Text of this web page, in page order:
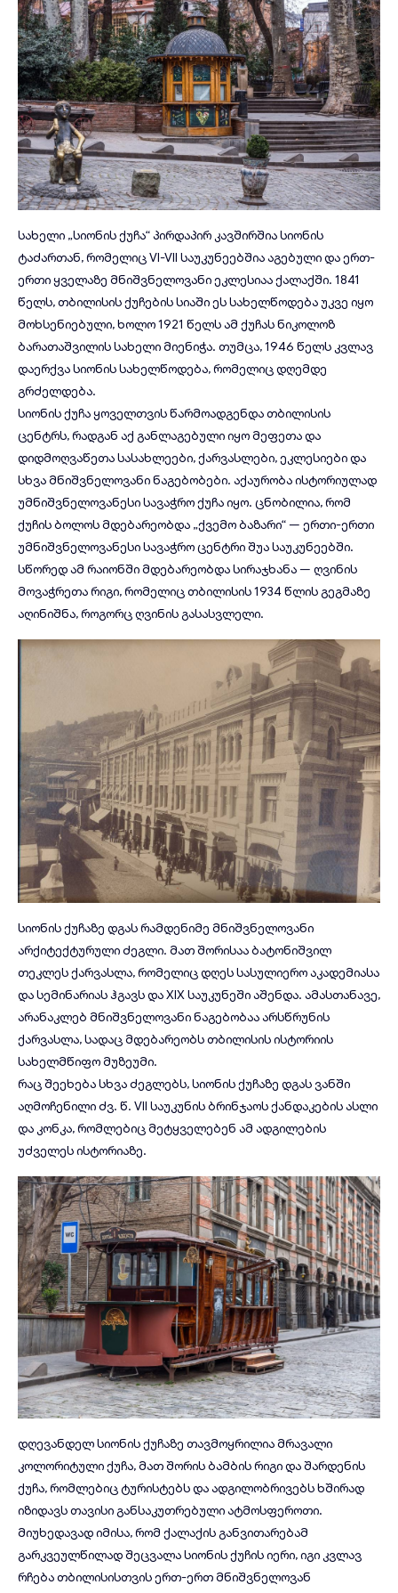
სახელი „სიონის ქუჩა“ პირდაპირ კავშირშია სიონის
ტაძართან, რომელიც VI-VII საუკუნეებშია აგებული და ერთ-
ერთი ყველაზე მნიშვნელოვანი ეკლესიაა ქალაქში. 1841
წელს, თბილისის ქუჩების სიაში ეს სახელწოდება უკვე იყო
მოხსენიებული, ხოლო 1921 წელს ამ ქუჩას ნიკოლოზ
ბარათაშვილის სახელი მიენიჭა. თუმცა, 1946 წელს კვლავ
დაერქვა სიონის სახელწოდება, რომელიც დღემდე
გრძელდება.
სიონის ქუჩა ყოველთვის წარმოადგენდა თბილისის
ცენტრს, რადგან აქ განლაგებული იყო მეფეთა და
დიდმოღვაწეთა სასახლეები, ქარვასლები, ეკლესიები და
სხვა მნიშვნელოვანი ნაგებობები. აქაურობა ისტორიულად
უმნიშვნელოვანესი სავაჭრო ქუჩა იყო. ცნობილია, რომ
ქუჩის ბოლოს მდებარეობდა „ქვემო ბაზარი“ — ერთი-ერთი
უმნიშვნელოვანესი სავაჭრო ცენტრი შუა საუკუნეებში.
სწორედ ამ რაიონში მდებარეობდა სირაჯხანა — ღვინის
მოვაჭრეთა რიგი, რომელიც თბილისის 1934 წლის გეგმაზე
აღინიშნა, როგორც ღვინის გასასვლელი.
სიონის ქუჩაზე დგას რამდენიმე მნიშვნელოვანი
არქიტექტურული ძეგლი. მათ შორისაა ბატონიშვილ
თეკლეს ქარვასლა, რომელიც დღეს სასულიერო აკადემიასა
და სემინარიას ჰგავს და XIX საუკუნეში აშენდა. ამასთანავე,
არანაკლებ მნიშვნელოვანი ნაგებობაა არსწრუნის
ქარვასლა, სადაც მდებარეობს თბილისის ისტორიის
სახელმწიფო მუზეუმი.
რაც შეეხება სხვა ძეგლებს, სიონის ქუჩაზე დგას ვანში
აღმოჩენილი ძვ. წ. VII საუკუნის ბრინჯაოს ქანდაკების ასლი
და კონკა, რომლებიც მეტყველებენ ამ ადგილების
უძველეს ისტორიაზე.
დღევანდელ სიონის ქუჩაზე თავმოყრილია მრავალი
კოლორიტული ქუჩა, მათ შორის ბამბის რიგი და შარდენის
ქუჩა, რომლებიც ტურისტებს და ადგილობრივებს ხშირად
იზიდავს თავისი განსაკუთრებული ატმოსფეროთი.
მიუხედავად იმისა, რომ ქალაქის განვითარებამ
გარკვეულწილად შეცვალა სიონის ქუჩის იერი, იგი კვლავ
რჩება თბილისისთვის ერთ-ერთ მნიშვნელოვან